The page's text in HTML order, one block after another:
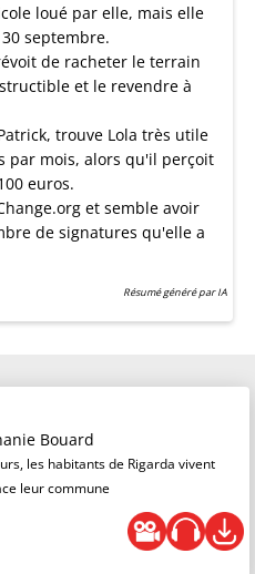
loué par elle, mais elle
septembre.
de racheter le terrain
et le revendre à
trouve Lola très utile
par mois, alors qu'il perçoit
euros.
et semble avoir
de signatures qu'elle a
Résumé généré par IA
Bouard
les habitants de Rigarda vivent
leur commune